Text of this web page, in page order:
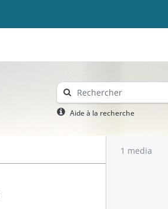
Aide à la recherche
1 media